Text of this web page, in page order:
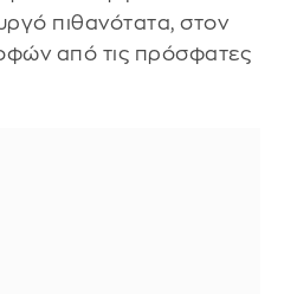
πιθανότατα, στον
από τις πρόσφατες